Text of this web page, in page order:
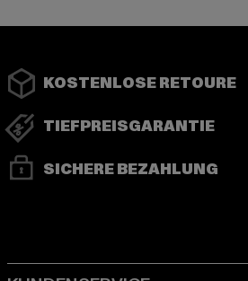
KOSTENLOSE RETOURE
TIEFPREISGARANTIE
SICHERE BEZAHLUNG